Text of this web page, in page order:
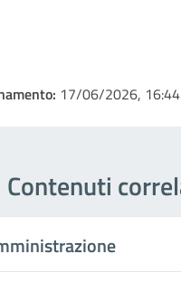
17/06/2026, 16:44
Contenuti